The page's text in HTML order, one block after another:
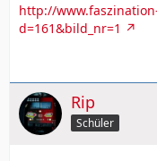
http://
d=161&bild_nr=1
Rip
Schüler